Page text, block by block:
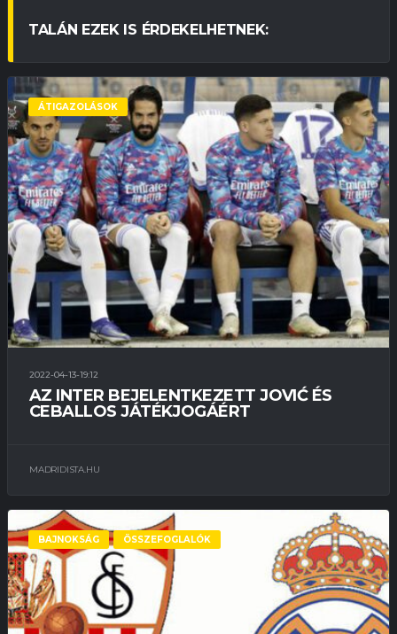
TALÁN EZEK IS ÉRDEKELHETNEK:
ÁTIGAZOLÁSOK
2022-04-13-19:12
AZ INTER BEJELENTKEZETT JOVIĆ ÉS
CEBALLOS JÁTÉKJOGÁÉRT
MADRIDISTA.HU
BAJNOKSÁG ÖSSZEFOGLALÓK